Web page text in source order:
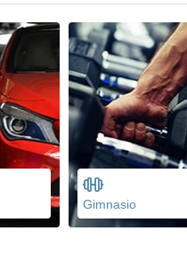
Gimnasio